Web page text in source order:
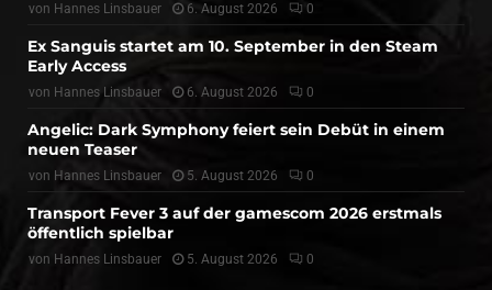
von Hannes Linsbauer 6. August 2026 0
Ex Sanguis startet am 10. September in den Steam
Early Access
von Hannes Linsbauer 6. August 2026 0
Angelic: Dark Symphony feiert sein Debüt in einem
neuen Teaser
von Hannes Linsbauer 5. August 2026 0
Transport Fever 3 auf der gamescom 2026 erstmals
öffentlich spielbar
von Hannes Linsbauer 5. August 2026 0